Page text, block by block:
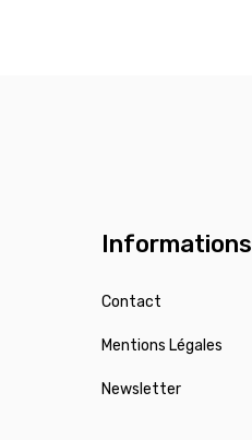
Informations
Contact
Mentions Légales
Newsletter